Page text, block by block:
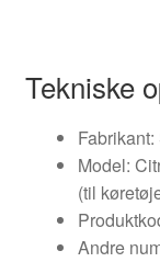
Tekniske
Model:
(til
Andre